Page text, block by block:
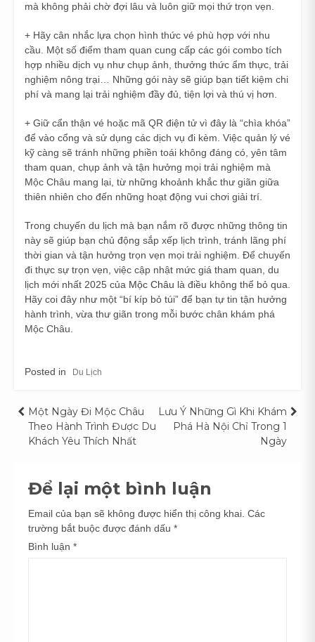
mà không phải chờ đợi lâu và luôn giữ mọi thứ trọn vẹn.
+ Hãy cân nhắc lựa chọn hình thức vé phù hợp với nhu
cầu. Một số điểm tham quan cung cấp các gói combo tích
hợp nhiều dịch vụ như chụp ảnh, thưởng thức ẩm thực, trải
nghiệm nông trại… Những gói này sẽ giúp bạn tiết kiệm chi
phí và mang lại trải nghiệm đầy đủ, tiện lợi và thú vị hơn.
+ Giữ cẩn thận vé hoặc mã QR điện tử vì đây là “chìa khóa”
để vào cổng và sử dụng các dịch vụ đi kèm. Việc quản lý vé
kỹ càng sẽ tránh những phiền toái không đáng có, yên tâm
tham quan, chụp ảnh và tận hưởng mọi trải nghiệm mà
Mộc Châu mang lại, từ những khoảnh khắc thư giãn giữa
thiên nhiên cho đến những hoạt động vui chơi giải trí.
Trong chuyến du lịch mà bạn nắm rõ được những thông tin
này sẽ giúp bạn chủ động sắp xếp lịch trình, tránh lãng phí
thời gian và tận hưởng trọn vẹn mọi trải nghiệm. Để chuyến
đi thực sự trọn vẹn, việc cập nhật mức giá tham quan, du
lịch mới nhất 2025 của Mộc Châu là điều không thể bỏ qua.
Hãy coi đây như một “bí kíp bỏ túi” để bạn tự tin tận hưởng
hành trình, vừa thư giãn trong mỗi bước chân khám phá
Mộc Châu.
Posted in Du Lịch
Điều
hướng
viết
Một Ngày Đi Mộc Châu
Theo Hành Trình Được Du
Khách Yêu Thích Nhất
Lưu Ý Những Gì Khi Khám
Phá Hà Nội Chỉ Trong 1
Ngày
Để lại một bình luận
Email của bạn sẽ không được hiển thị công khai. Các
trường bắt buộc được đánh dấu *
Bình luận *